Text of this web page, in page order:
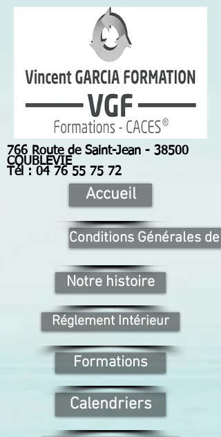
766 Route de Saint-Jean - 38500
COUBLEVIE
Tél : 04 76 55 75 72
Accueil
Conditions Générales de
Notre histoire
Réglement Intérieur
Formations
Calendriers